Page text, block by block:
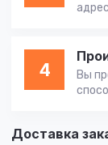
4
Вы
Доставка